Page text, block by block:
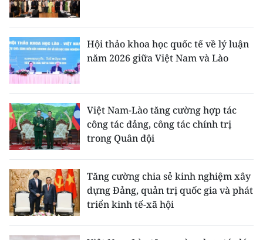
Hội thảo khoa học quốc tế về lý luận
năm 2026 giữa Việt Nam và Lào
Việt Nam-Lào tăng cường hợp tác
công tác đảng, công tác chính trị
trong Quân đội
Tăng cường chia sẻ kinh nghiệm xây
dựng Đảng, quản trị quốc gia và phát
triển kinh tế-xã hội